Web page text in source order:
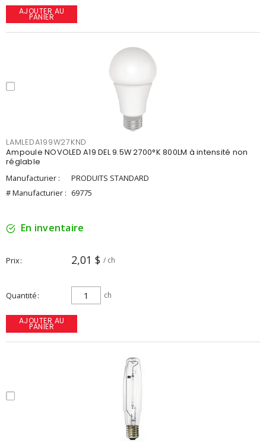
AJOUTER AU
PANIER
LAMLEDA199W27KND
Ampoule NOVOLED A19 DEL 9.5W 2700°K 800LM à intensité non
réglable
Manufacturier :
PRODUITS STANDARD
# Manufacturier : 69775
En inventaire
Prix 2,01 $ / ch
Quantité ch
AJOUTER AU
PANIER